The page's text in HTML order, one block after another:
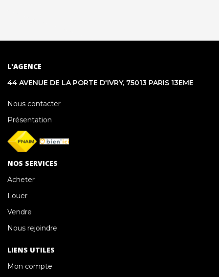
L'AGENCE
44 AVENUE DE LA PORTE D'IVRY, 75013 PARIS 13EME
Nous contacter
Présentation
NOS SERVICES
Acheter
Louer
Vendre
Nous rejoindre
LIENS UTILES
Mon compte